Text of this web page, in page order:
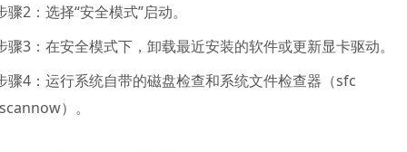
骤2：选择“安全模式”启动。
骤3：在安全模式下，卸载最近安装的软件或更新显卡驱动。
骤4：运行系统自带的磁盘检查和系统文件检查器（sfc
）。